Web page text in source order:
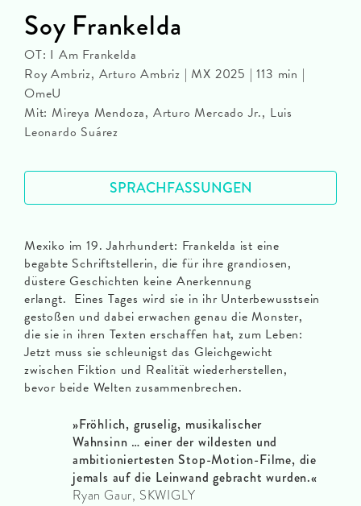
Mexiko im 19. Jahrhundert: Frankelda ist eine
begabte Schriftstellerin, die für ihre grandiosen,
düstere Geschichten keine Anerkennung
erlangt. Eines Tages wird sie in ihr Unterbewusstsein
gestoßen und dabei erwachen genau die Monster,
die sie in ihren Texten erschaffen hat, zum Leben:
Jetzt muss sie schleunigst das Gleichgewicht
zwischen Fiktion und Realität wiederherstellen,
bevor beide Welten zusammenbrechen.
»Fröhlich, gruselig, musikalischer
Wahnsinn … einer der wildesten und
ambitioniertesten Stop-Motion-Filme, die
jemals auf die Leinwand gebracht wurden.«
Ryan Gaur, SKWIGLY
Soy Frankelda
OT: I Am Frankelda
Roy Ambriz, Arturo Ambriz | MX 2025 | 113 min |
OmeU
Mit: Mireya Mendoza, Arturo Mercado Jr., Luis
Leonardo Suárez
SPRACHFASSUNGEN